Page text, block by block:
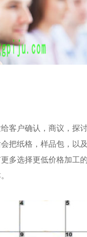
客户确认，商议，探
把纸格，样品包，以
多选择更低价格加工